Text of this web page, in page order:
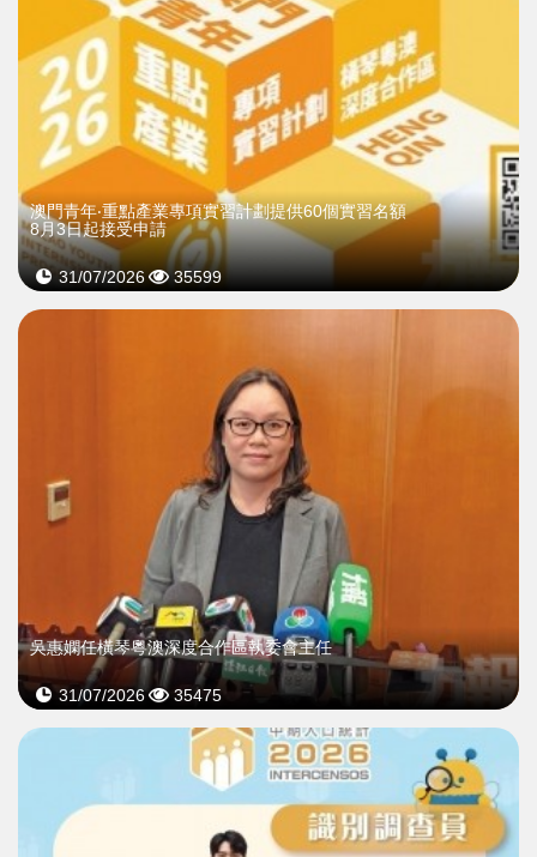
澳門青年‧重點產業專項實習計劃提供60個實習名額
8月3日起接受申請
31/07/2026 35599
吳惠嫻任橫琴粵澳深度合作區執委會主任
31/07/2026 35475